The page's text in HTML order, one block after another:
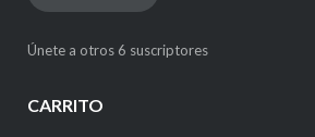
electrónico
Únete a otros 6 suscriptores
CARRITO